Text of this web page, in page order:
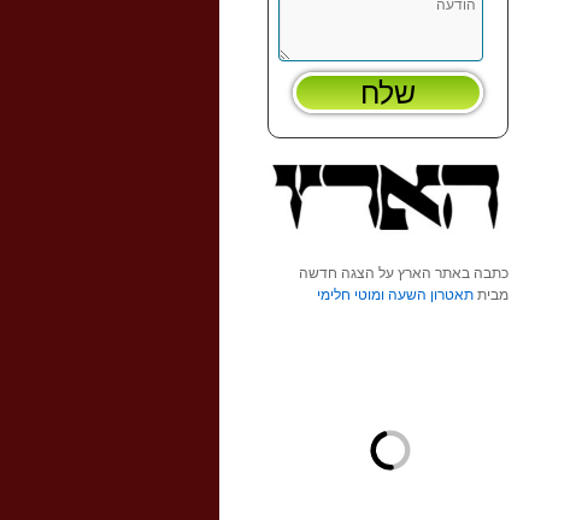
כתבה באתר הארץ על הצגה חדשה
מבית תאטרון השעה ומוטי חלימי